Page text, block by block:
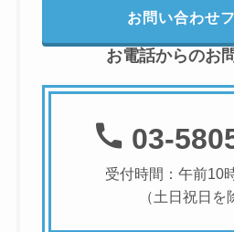
お問い合わせ
お電話からのお
03-
受付時間：午前10
（土日祝日を